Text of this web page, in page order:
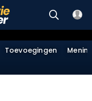
Toevoegingen